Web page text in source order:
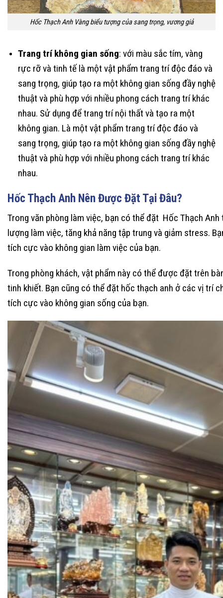
Hốc Thạch Anh Vàng biểu tượng của sang trọng, vương giả
Trang trí không gian sống: với màu sắc tím, vàng
rực rỡ và tinh tế là một vật phẩm trang trí độc đáo và
sang trọng, giúp tạo ra một không gian sống đầy nghệ
thuật và phù hợp với nhiều phong cách trang trí khác
nhau. Sử dụng để trang trí nội thất và tạo ra một
không gian. Là một vật phẩm trang trí độc đáo và
sang trọng, giúp tạo ra một không gian sống đầy nghệ
thuật và phù hợp với nhiều phong cách trang trí khác
nhau.
Hốc Thạch Anh Nên Được Đặt Tại Đâu?
Trong văn phòng làm việc, bạn có thể đặt Hốc Thạch
lượng làm việc, tăng khả năng tập trung và giảm stress.
tích cực vào không gian làm việc của bạn.
Trong phòng khách, vật phẩm này có thể được đặt trên
tinh khiết. Bạn cũng có thể đặt hốc thạch anh ở các vị trí
tích cực vào không gian sống của bạn.